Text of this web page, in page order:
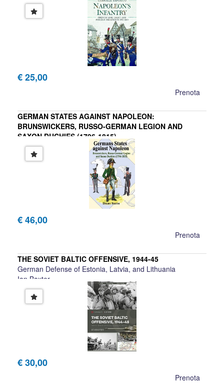
€ 25,00
Prenota
GERMAN STATES AGAINST NAPOLEON:
BRUNSWICKERS, RUSSO-GERMAN LEGION AND
SAXON DUCHIES (1796-1815)
Digby Smith
€ 46,00
Prenota
THE SOVIET BALTIC OFFENSIVE, 1944-45
German Defense of Estonia, Latvia, and Lithuania
Ian Baxter
€ 30,00
Prenota